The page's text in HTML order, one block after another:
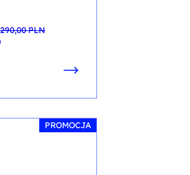
290,00PLN
PROMOCJA